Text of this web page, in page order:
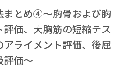
まとめ④〜胸骨および胸
価、大胸筋の短縮テス
アライメント評価、後屈
評価〜